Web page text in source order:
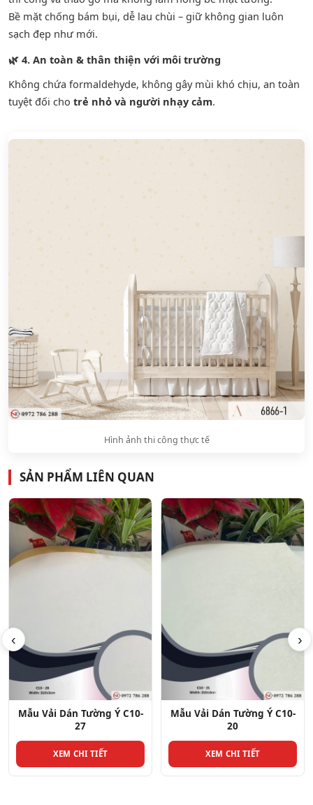
Bề mặt chống bám bụi, dễ lau chùi – giữ không gian luôn
sạch đẹp như mới.
🌿 4. An toàn & thân thiện với môi trường
Không chứa formaldehyde, không gây mùi khó chịu, an toàn
tuyệt đối cho trẻ nhỏ và người nhạy cảm.
Hình ảnh thi công thực tế
SẢN PHẨM LIÊN QUAN
‹
Mẫu Vải Dán Tường Ý C10-
20
XEM CHI TIẾT
Mẫu Vải Dán Tường Ý C10-
13
XEM CHI TIẾT
›